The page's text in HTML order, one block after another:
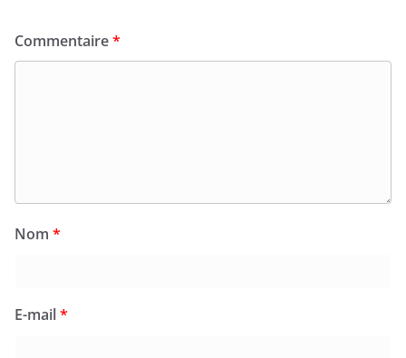
Commentaire*
Nom *
E-mail*